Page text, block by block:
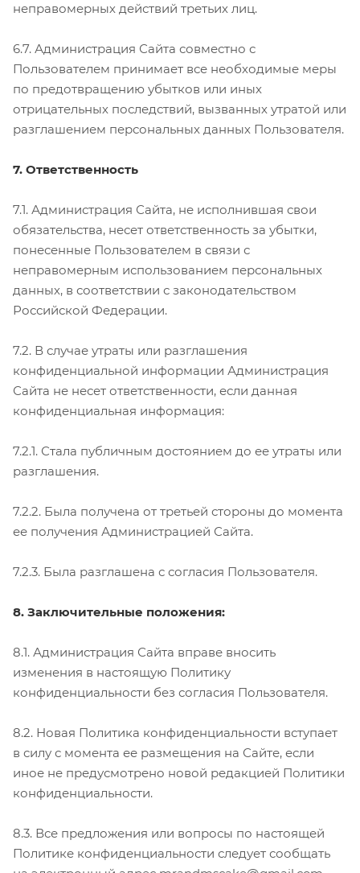
неправомерных действий третьих лиц.
6.7. Администрация Сайта совместно с
Пользователем принимает все необходимые меры
по предотвращению убытков или иных
отрицательных последствий, вызванных утратой или
разглашением персональных данных Пользователя.
7. Ответственность
7.1. Администрация Сайта, не исполнившая свои
обязательства, несет ответственность за убытки,
понесенные Пользователем в связи с
неправомерным использованием персональных
данных, в соответствии с законодательством
Российской Федерации.
7.2. В случае утраты или разглашения
конфиденциальной информации Администрация
Сайта не несет ответственности, если данная
конфиденциальная информация:
7.2.1. Стала публичным достоянием до ее утраты или
разглашения.
7.2.2. Была получена от третьей стороны до момента
ее получения Администрацией Сайта.
7.2.3. Была разглашена с согласия Пользователя.
8. Заключительные положения:
8.1. Администрация Сайта вправе вносить
изменения в настоящую Политику
конфиденциальности без согласия Пользователя.
8.2. Новая Политика конфиденциальности вступает
в силу с момента ее размещения на Сайте, если
иное не предусмотрено новой редакцией Политики
конфиденциальности.
8.3. Все предложения или вопросы по настоящей
Политике конфиденциальности следует сообщать